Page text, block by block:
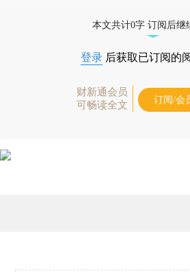
本文共计0字 订阅后继
登录 后获取已订阅的
财新通会员
可畅读全文
订阅/会